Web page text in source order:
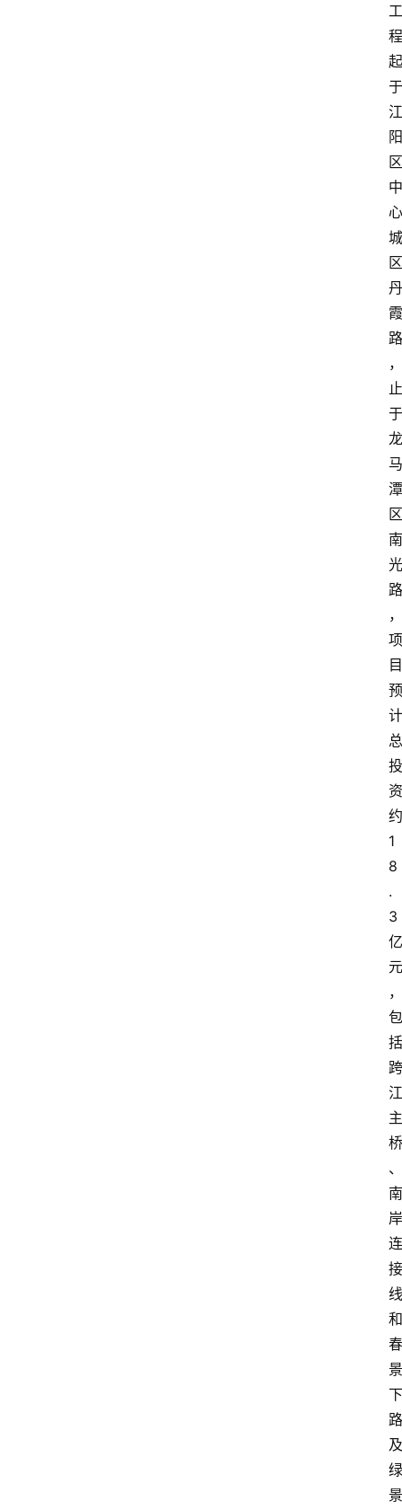
工
程
起
于
江
阳
区
中
心
城
区
丹
霞
路
，
止
于
龙
马
潭
区
南
光
路
，
项
目
预
计
总
投
资
约
1
8
.
3
亿
元
，
包
括
跨
江
主
桥
、
南
岸
连
接
线
和
春
景
下
路
及
绿
景